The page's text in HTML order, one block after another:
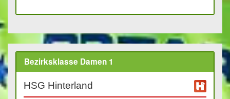
Bezirksklasse Damen 1
HSG Hinterland